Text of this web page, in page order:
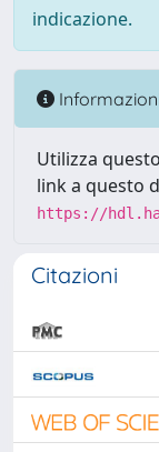
indicazione.
Utilizza
link a questo
https://
Citazioni